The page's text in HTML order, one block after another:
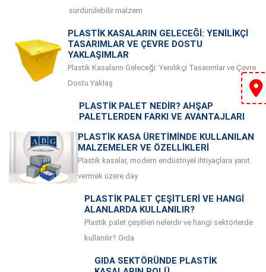
sürdürülebilir malzem
PLASTIK KASALARIN GELECEĞI: YENILIKÇI
TASARIMLAR VE ÇEVRE DOSTU
YAKLAŞIMLAR
Plastik Kasaların Geleceği: Yenilikçi Tasarımlar ve Çevre
Dostu Yaklaş
PLASTIK PALET NEDIR? AHŞAP
PALETLERDEN FARKI VE AVANTAJLARI
PLASTIK KASA ÜRETIMINDE KULLANILAN
MALZEMELER VE ÖZELLIKLERI
Plastik kasalar, modern endüstriyel ihtiyaçlara yanıt
vermek üzere day
PLASTIK PALET ÇEŞITLERI VE HANGI
ALANLARDA KULLANILIR?
Plastik palet çeşitleri nelerdir ve hangi sektörlerde
kullanılır? Gıda
GIDA SEKTÖRÜNDE PLASTIK